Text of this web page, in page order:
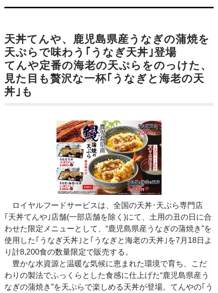
天丼てんや、鹿児島県産うなぎの蒲焼を
天ぷらで味わう｢うなぎ天丼｣登場
てんや定番の海老の天ぷらをのっけた、
見た目も贅沢な一杯｢うなぎと海老の天
丼｣も
ロイヤルフードサービスは、全国の天丼･天ぷら専門店
｢天丼てんや｣店舗(一部店舗を除く)にて、土用の丑の日に合
わせた限定メニューとして、“鹿児島県産うなぎの蒲焼き”を
使用した｢うなぎ天丼｣と｢うなぎと海老の天丼｣を7月18日よ
り計8,200食の数量限定で販売する。
豊かな水資源と温暖な気候に恵まれた環境で育ち、こだ
わりの製法でふっくらとした食感に仕上げた“鹿児島県産う
なぎの蒲焼き”を天ぷらで楽しめる天丼が登場。てんやの｢う